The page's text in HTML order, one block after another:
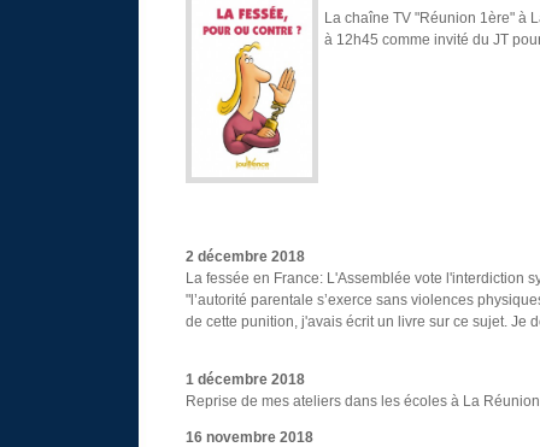
La chaîne TV "Réunion 1ère" à
à 12h45 comme invité du JT
2 décembre 2018
La fessée en France: L'Assemblée vote l'interdiction
"l’autorité parentale s’exerce sans violences
de cette punition, j'avais écrit un livre sur ce sujet. Je
1 décembre 2018
Reprise de mes ateliers dans les écoles à La
16 novembre 2018